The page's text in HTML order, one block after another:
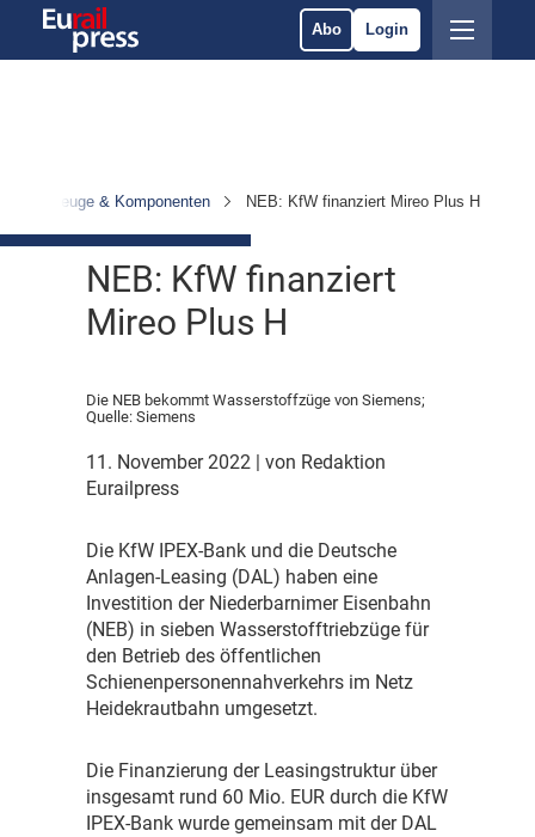
Abo Login
Fahrzeuge & Komponenten NEB: KfW finanziert Mireo Plus H
NEB: KfW finanziert
Mireo Plus H
Die NEB bekommt Wasserstoffzüge von Siemens;
Quelle: Siemens
11. November 2022
| von Redaktion
Eurailpress
Die KfW IPEX-Bank und die Deutsche
Anlagen-Leasing (DAL) haben eine
Investition der Niederbarnimer Eisenbahn
(NEB) in sieben Wasserstofftriebzüge für
den Betrieb des öffentlichen
Schienenpersonennahverkehrs im Netz
Heidekrautbahn umgesetzt.
Die Finanzierung der Leasingstruktur über
insgesamt rund 60 Mio. EUR durch die KfW
IPEX-Bank wurde gemeinsam mit der DAL